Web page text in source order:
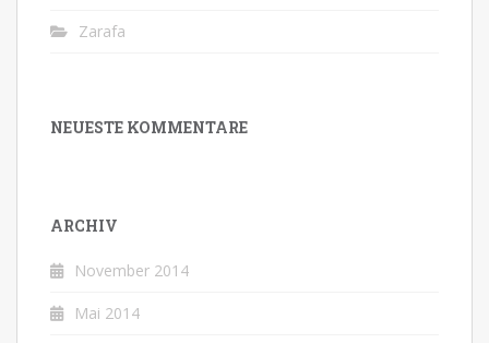
Zarafa
NEUESTE KOMMENTARE
ARCHIV
November 2014
Mai 2014